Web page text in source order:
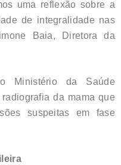
uma reflexão sobre a
de integralidade nas
Baia, Diretora da
Ministério da Saúde
da mama que
suspeitas em fase